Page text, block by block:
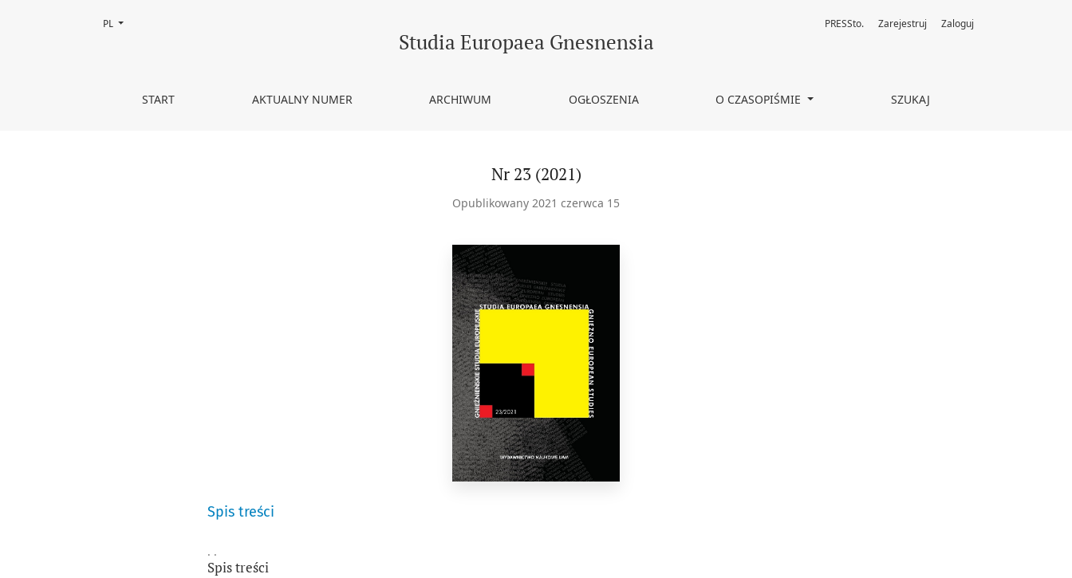
Nr 23 (2021) Studia Europaea Gnesnensia
START AKTUALNY NUMER ARCHIWUM OGŁOSZENIA O CZASOPIŚMIE SZUKAJ
PRESSto. Zarejestruj Zaloguj
Zmień język, obecnie wybrany to:
PL
Nr 23 (2021)
Opublikowany 2021 czerwca 15
Spis treści
. .
Spis treści